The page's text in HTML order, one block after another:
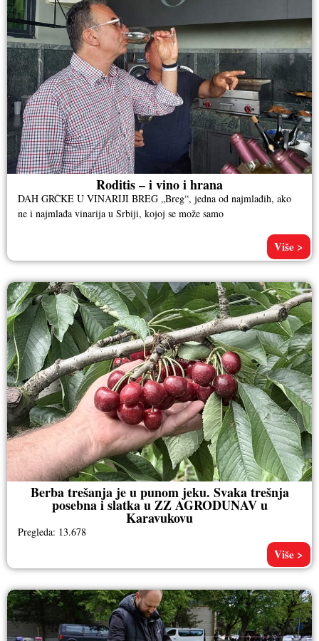
Roditis – i vino i hrana
DAH GRČKE U VINARIJI BREG „Breg“, jedna od najmlađih, ako
ne i najmlađa vinarija u Srbiji, kojoj se može samo
Više >
Berba trešanja je u punom jeku. Svaka trešnja
posebna i slatka u ZZ AGRODUNAV u
Karavukovu
Pregleda: 13.678
Više >